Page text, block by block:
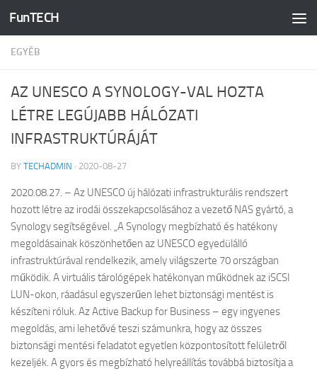
Skip to content
FunTECH
EGYÉB
AZ UNESCO A SYNOLOGY-VAL HOZTA
LÉTRE LEGÚJABB HÁLÓZATI
INFRASTRUKTÚRÁJÁT
BY TECHADMIN · 2020-08-27
2020.08.27. – Az UNESCO új hálózati infrastrukturális rendszert
hozott létre az irodái összekapcsolásához a vezető NAS gyártó, a
Synology segítségével. „A Synology megbízható és hatékony
megoldásainak köszönhetően az UNESCO egyedülálló
infrastruktúrával rendelkezik, amely világszerte 70 országban
működik. A virtuális tárológépek hatékonyan működnek az iSCSI
LUN-okon, ráadásul egyszerűen lehet biztonsági mentést is
készíteni róluk. Az Active Backup for Business – egy ingyenes
megoldás, ami lehetővé teszi számunkra, hogy az összes
biztonsági mentési feladatot egyetlen központosított felületről
kezeljék. A gyors és megbízható helyreállítás továbbá biztosítja a